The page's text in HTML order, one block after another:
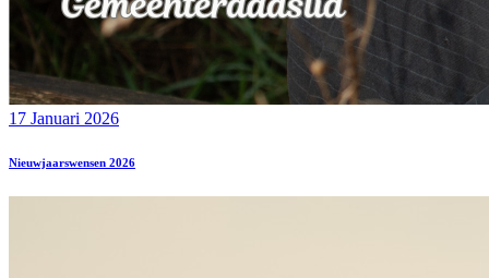
17 Januari 2026
Nieuwjaarswensen 2026